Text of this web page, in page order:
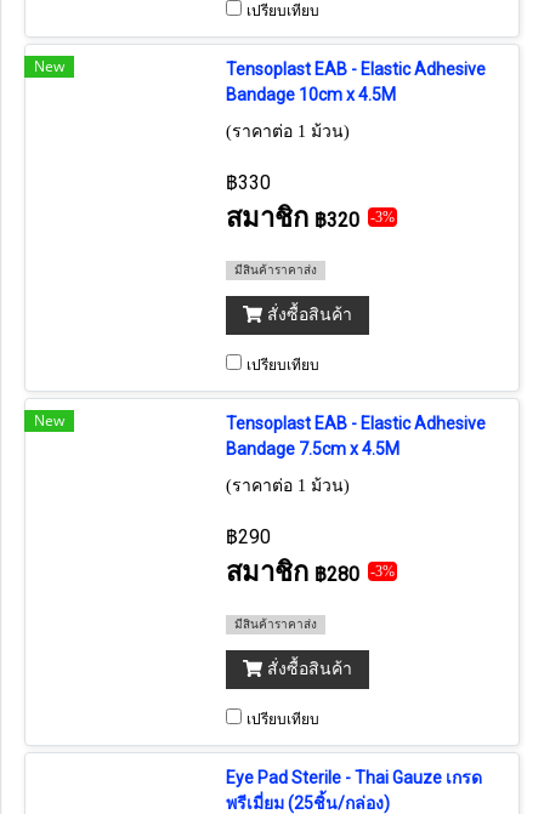
เปรียบเทียบ
New
Tensoplast EAB - Elastic Adhesive
Bandage 10cm x 4.5M
(ราคาต่อ 1 ม้วน)
฿330
สมาชิก ฿320 -3%
มีสินค้าราคาส่ง
สั่งซื้อสินค้า
เปรียบเทียบ
New
Tensoplast EAB - Elastic Adhesive
Bandage 7.5cm x 4.5M
(ราคาต่อ 1 ม้วน)
฿290
สมาชิก ฿280 -3%
มีสินค้าราคาส่ง
สั่งซื้อสินค้า
เปรียบเทียบ
Eye Pad Sterile - Thai Gauze เกรด
พรีเมี่ยม (25ชิ้น/กล่อง)